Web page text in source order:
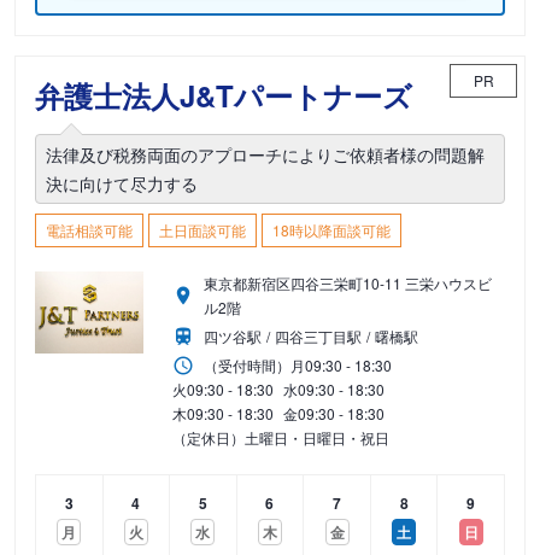
弁護士法人J&Tパートナーズ PR
法律及び税務両面のアプローチによりご依頼者様の問題解
決に向けて尽力する
電話相談可能 土日面談可能 18時以降面談可能
東京都新宿区四谷三栄町10-11 三栄ハウスビ
ル2階
四ツ谷駅
四谷三丁目駅
曙橋駅
（受付時間） 月09:30 - 18:30
火09:30 - 18:30 水09:30 - 18:30
木09:30 - 18:30 金09:30 - 18:30
（定休日）土曜日・日曜日・祝日
3
月
4
火
5
水
6
木
7
金
8
土
9
日